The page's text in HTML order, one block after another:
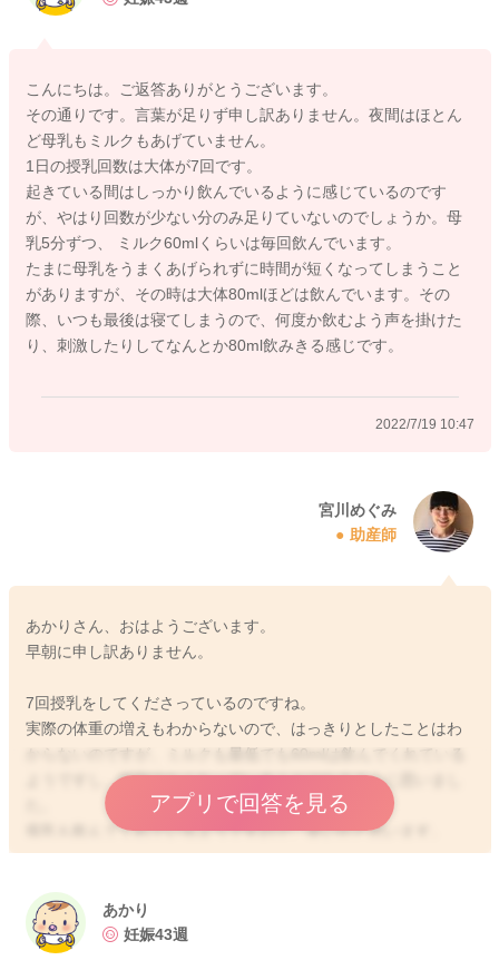
こんにちは。ご返答ありがとうございます。
その通りです。言葉が足りず申し訳ありません。夜間はほとん
ど母乳もミルクもあげていません。
1日の授乳回数は大体が7回です。
起きている間はしっかり飲んでいるように感じているのです
が、やはり回数が少ない分のみ足りていないのでしょうか。母
乳5分ずつ、 ミルク60mlくらいは毎回飲んでいます。
たまに母乳をうまくあげられずに時間が短くなってしまうこと
がありますが、その時は大体80mlほどは飲んでいます。その
際、いつも最後は寝てしまうので、何度か飲むよう声を掛けた
り、刺激したりしてなんとか80ml飲みきる感じです。
2022/7/19 10:47
宮川めぐみ
助産師
あかりさん、おはようございます。
早朝に申し訳ありません。
7回授乳をしてくださっているのですね。
実際の体重の増えもわからないので、はっきりとしたことはわ
からないのですが、ミルクも最低でも60mlは飲んでくれている
ようですし、特別少なくなっていることはなさそうに思いまし
母乳も飲んでくれているようですので、良いかと思います。
た方が分泌の維持のためにも良いかと思いました。
母乳へのこだわりがそれほどないようでしたら、そこまでしな
くても良いのかもしれないのですが、よかったら参考になさっ
アプリで回答を見る
あかり
妊娠43週